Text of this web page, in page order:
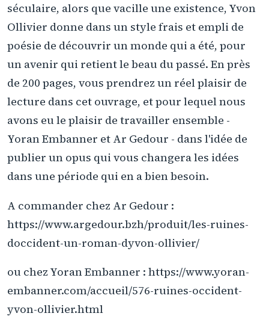
séculaire, alors que vacille une existence, Yvon
Ollivier donne dans un style frais et empli de
poésie de découvrir un monde qui a été, pour
un avenir qui retient le beau du passé. En près
de 200 pages, vous prendrez un réel plaisir de
lecture dans cet ouvrage, et pour lequel nous
avons eu le plaisir de travailler ensemble -
Yoran Embanner et Ar Gedour - dans l'idée de
publier un opus qui vous changera les idées
dans une période qui en a bien besoin.
A commander chez Ar Gedour :
https://www.argedour.bzh/produit/les-ruines-
doccident-un-roman-dyvon-ollivier/
ou chez Yoran Embanner : https://www.yoran-
embanner.com/accueil/576-ruines-occident-
yvon-ollivier.html